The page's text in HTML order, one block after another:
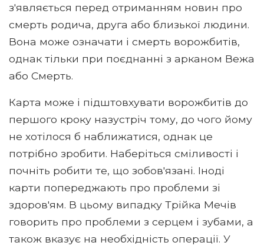
з'являється перед отриманням новин про
смерть родича, друга або близької людини.
Вона може означати і смерть ворожбитів,
однак тільки при поєднанні з арканом Вежа
або Смерть.
Карта може і підштовхувати ворожбитів до
першого кроку назустріч тому, до чого йому
не хотілося б наближатися, однак це
потрібно зробити. Наберіться сміливості і
почніть робити те, що зобов'язані. Іноді
карти попереджають про проблеми зі
здоров'ям. В цьому випадку Трійка Мечів
говорить про проблеми з серцем і зубами, а
також вказує на необхідність операції. У